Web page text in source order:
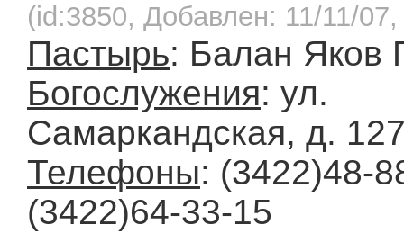
(id:3850, Добавлен: 11/11/
Пастырь: Балан Яков
Богослужения: ул.
Самаркандская, д.
Телефоны: (3422)48-
(3422)64-33-15